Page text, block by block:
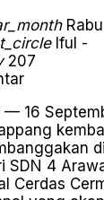
Iful -
207
— 16
SDN 4
Cerdas